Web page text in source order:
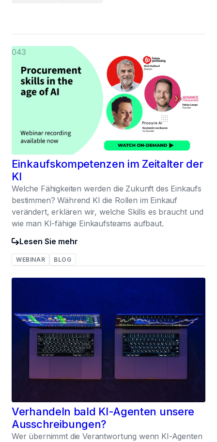
Einkaufskompetenzen im Zeitalter der
KI
Welche Fähigkeiten werden die Zukunft des Einkaufs
bestimmen? Während KI die Rollen im Einkauf
verändert, erklären wir, welche Skills es braucht und
wie man KI-fähige Einkaufsteams aufbaut.
Lesen Sie mehr
WEBINAR BLOG
043
Verhandeln bald KI-Agenten unsere
Ausschreibungen?
Wer übernimmt die Verantwortung wenn KI-Agenten
042